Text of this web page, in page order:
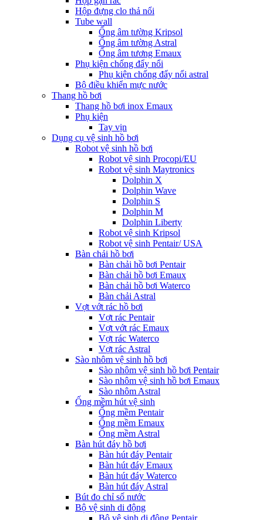
Hộp đựng clo thả nổi
Tube wall
Ống âm tường Kripsol
Ống âm tường Astral
Ống âm tương Emaux
Phụ kiện chống đẩy nổi
Phụ kiện chống đẩy nổi astral
Bộ điều khiển mực nước
Thang hồ bơi
Thang hồ bơi inox Emaux
Phụ kiện
Tay vịn
Dụng cụ vệ sinh hồ bơi
Robot vệ sinh hồ bơi
Robot vệ sinh Procopi/EU
Robot vệ sinh Maytronics
Dolphin X
Dolphin Wave
Dolphin S
Dolphin M
Dolphin Liberty
Robot vệ sinh Kripsol
Robot vệ sinh Pentair/ USA
Bàn chải hồ bơi
Bàn chải hồ bơi Pentair
Bàn chải hồ bơi Emaux
Bàn chải hồ bơi Waterco
Bàn chải Astral
Vợt vớt rác hồ bơi
Vợt rác Pentair
Vợt vớt rác Emaux
Vợt rác Waterco
Vợt rác Astral
Sào nhôm vệ sinh hồ bơi
Sào nhôm vệ sinh hồ bơi Pentair
Sào nhôm vệ sinh hồ bơi Emaux
Sào nhôm Astral
Ống mềm hút vệ sinh
Ống mềm Pentair
Ống mềm Emaux
Ống mềm Astral
Bàn hút đáy hồ bơi
Bàn hút đáy Pentair
Bàn hút đáy Emaux
Bàn hút đáy Waterco
Bàn hút đáy Astral
Bút đo chỉ số nước
Bộ vệ sinh di động
Bộ vệ sinh di động Pentair